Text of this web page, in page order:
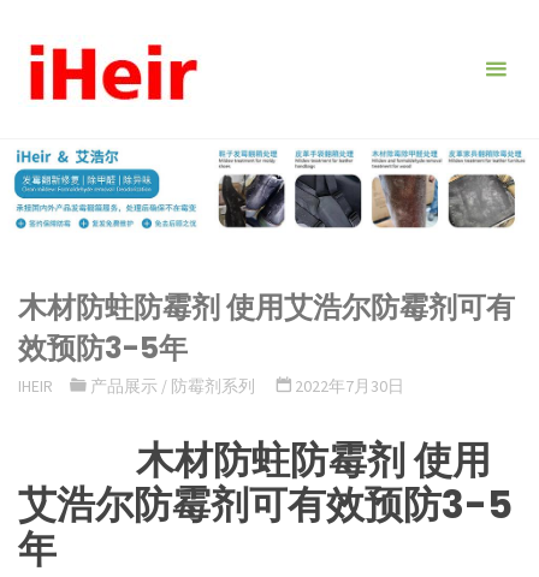
容。
木材防蛀防霉剂 使用艾浩尔防霉剂可有
效预防3-5年
IHEIR 产品展示 / 防霉剂系列 2022年7月30日
木材防蛀防霉剂 使用
艾浩尔防霉剂可有效预防3-5
年